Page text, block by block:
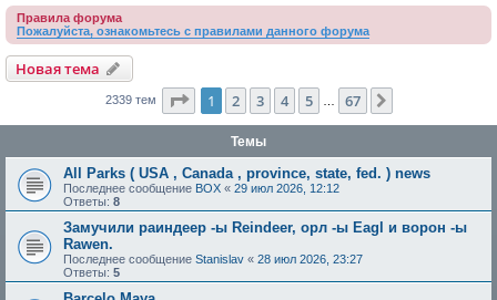
Правила форума
Пожалуйста, ознакомьтесь с правилами данного форума
Новая тема
2339 тем Страница из 67
1 2 3 4 5 67
Темы
All Parks ( USA , Canada , province, state, fed. ) news
Последнее сообщение BOX « 29 июл 2026, 12:12
Ответы: 8
Замучили раиндеер -ы Reindeer, орл -ы Eagl и ворон -ы
Rawen.
Последнее сообщение Stanislav « 28 июл 2026, 23:27
Ответы: 5